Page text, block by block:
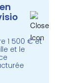
1 500 € et
et le